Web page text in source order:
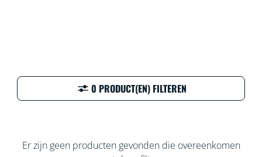
0 PRODUCT(EN) FILTEREN
Er zijn geen producten gevonden die overeenkomen